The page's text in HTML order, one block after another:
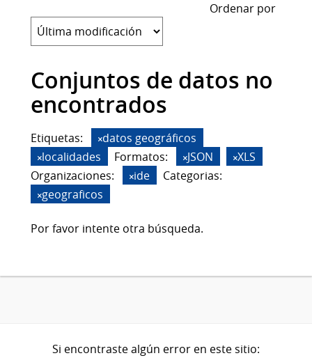
Ordenar por
Conjuntos de datos no
encontrados
Etiquetas:
datos geográficos
localidades
Formatos: JSON
XLS
Organizaciones:
ide
Categorias:
geograficos
Por favor intente otra búsqueda.
Si encontraste algún error en este sitio: